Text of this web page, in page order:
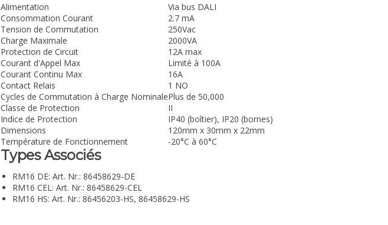
Alimentation
Via bus DALI
Consommation Courant
2.7 mA
Tension de Commutation
250Vac
Charge Maximale
2000VA
Protection de Circuit
12A max
Courant d'Appel Max
Limité à 100A
Courant Continu Max
16A
Contact Relais
1 NO
Cycles de Commutation à Charge NominalePlus de 50,000
Classe de Protection
II
Indice de Protection
IP40 (boîtier), IP20 (bornes)
Dimensions
120mm x 30mm x 22mm
Température de Fonctionnement
-20°C à 60°C
Types Associés
RM16 DE: Art. Nr.: 86458629-DE
RM16 CEL: Art. Nr.: 86458629-CEL
RM16 HS: Art. Nr.: 86456203-HS, 86458629-HS